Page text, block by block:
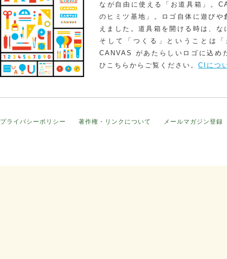
なが自由に使える「お道具箱」。
のヒミツ基地」。ロゴ自体に遊び
えました。道具箱を開ける時は、
そして「つくる」ということは
CANVAS があたらしいロゴに込め
ひこちらからご覧ください。 CIにつ
プライバシーポリシー 著作権・リンクについて メールマガジン登録